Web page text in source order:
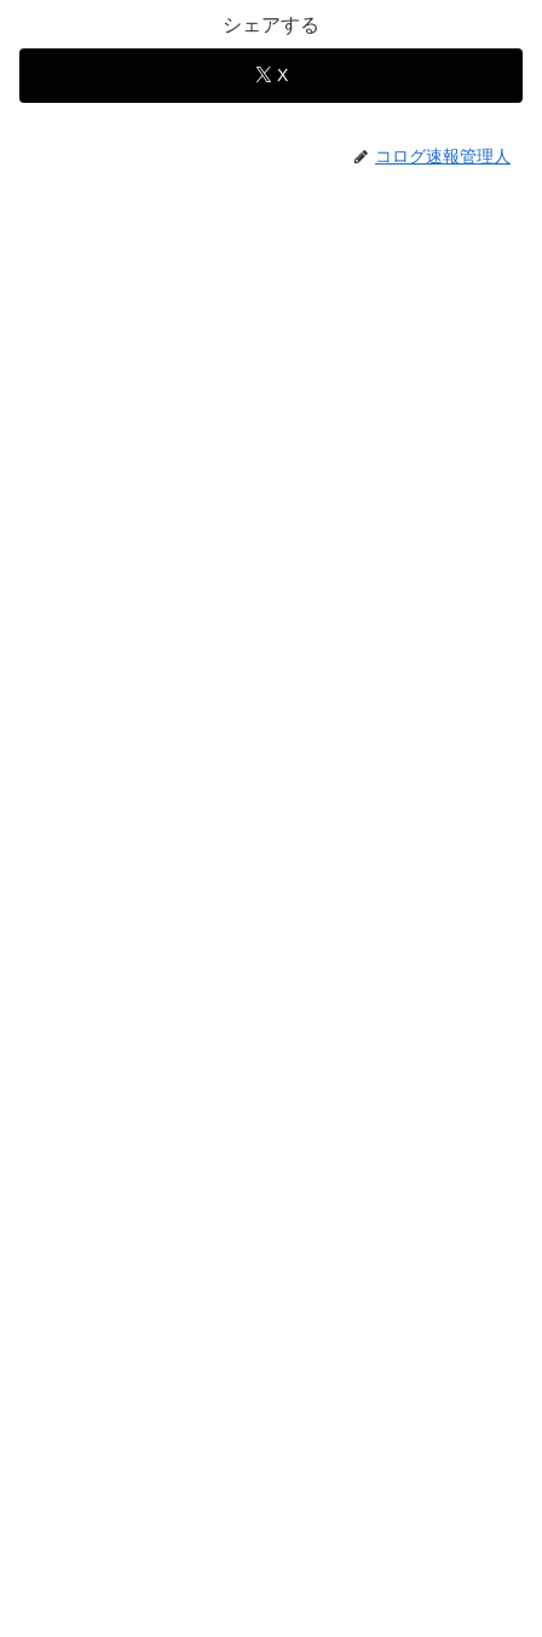
シェアする
X
コログ速報管理人